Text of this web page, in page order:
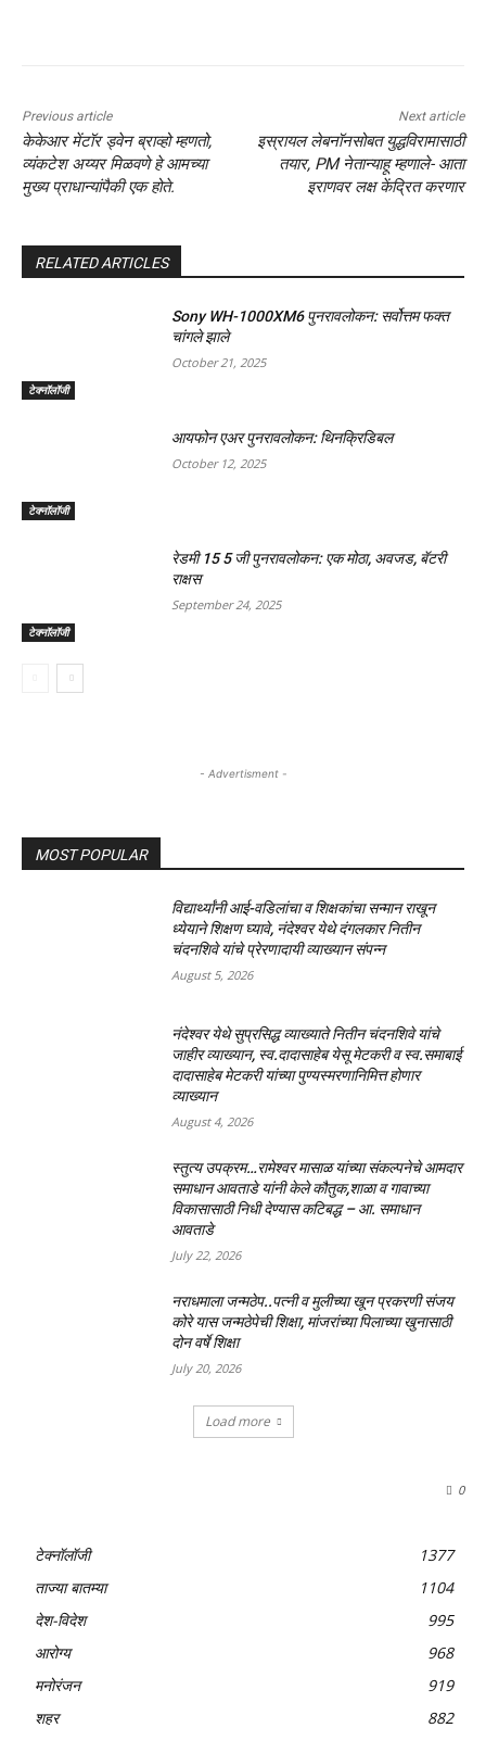
Previous article
केकेआर मेंटॉर ड्वेन ब्राव्हो म्हणतो,
व्यंकटेश अय्यर मिळवणे हे आमच्या
मुख्य प्राधान्यांपैकी एक होते.
Next article
इस्रायल लेबनॉनसोबत युद्धविरामासाठी
तयार, PM नेतान्याहू म्हणाले- आता
इराणवर लक्ष केंद्रित करणार
RELATED ARTICLES
टेक्नॉलॉजी
Sony WH-1000XM6 पुनरावलोकन: सर्वोत्तम फक्त
चांगले झाले
October 21, 2025
टेक्नॉलॉजी
आयफोन एअर पुनरावलोकन: थिनक्रिडिबल
October 12, 2025
टेक्नॉलॉजी
रेडमी 15 5 जी पुनरावलोकन: एक मोठा, अवजड, बॅटरी
राक्षस
September 24, 2025
- Advertisment -
MOST POPULAR
विद्यार्थ्यांनी आई-वडिलांचा व शिक्षकांचा सन्मान राखून
ध्येयाने शिक्षण घ्यावे, नंदेश्वर येथे दंगलकार नितीन
चंदनशिवे यांचे प्रेरणादायी व्याख्यान संपन्न
August 5, 2026
नंदेश्वर येथे सुप्रसिद्ध व्याख्याते नितीन चंदनशिवे यांचे
जाहीर व्याख्यान, स्व.दादासाहेब येसू मेटकरी व स्व.समाबाई
दादासाहेब मेटकरी यांच्या पुण्यस्मरणानिमित्त होणार
व्याख्यान
August 4, 2026
स्तुत्य उपक्रम…रामेश्वर मासाळ यांच्या संकल्पनेचे आमदार
समाधान आवताडे यांनी केले कौतुक,शाळा व गावाच्या
विकासासाठी निधी देण्यास कटिबद्ध – आ. समाधान
आवताडे
July 22, 2026
नराधमाला जन्मठेप..पत्नी व मुलीच्या खून प्रकरणी संजय
कोरे यास जन्मठेपेची शिक्षा, मांजरांच्या पिलाच्या खुनासाठी
दोन वर्षे शिक्षा
July 20, 2026
Load more
0
टेक्नॉलॉजी
1377
ताज्या बातम्या
1104
देश-विदेश
995
आरोग्य
968
मनोरंजन
919
शहर
882